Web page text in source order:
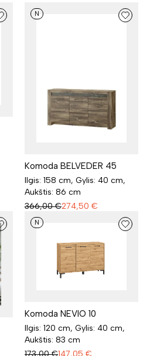
N
Komoda BELVEDER 45
Ilgis: 158 cm, Gylis: 40 cm,
Aukštis: 86 cm
366,00 €274,50 €
N
Komoda NEVIO 10
Ilgis: 120 cm, Gylis: 40 cm,
Aukštis: 83 cm